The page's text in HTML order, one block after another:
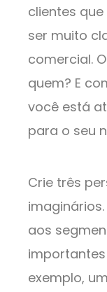
clientes
ser muito
comercial.
quem? E
você está
para o seu
Crie três
aos
exemplo,